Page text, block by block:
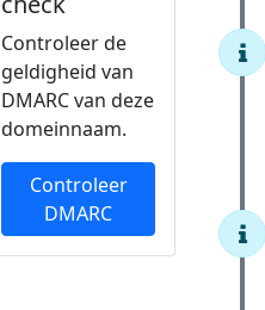
Controleer de
geldigheid van
DMARC van deze
domeinnaam.
Controleer
DMARC